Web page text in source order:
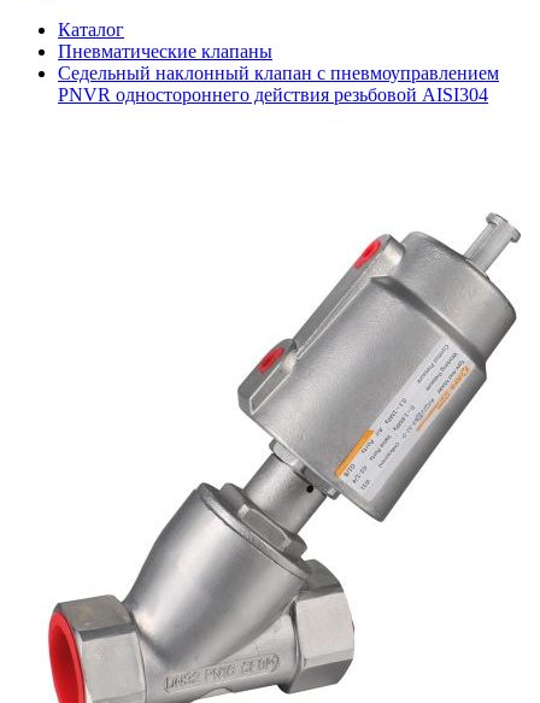
Каталог
Пневматические клапаны
Седельный наклонный клапан с пневмоуправлением
PNVR одностороннего действия резьбовой AISI304